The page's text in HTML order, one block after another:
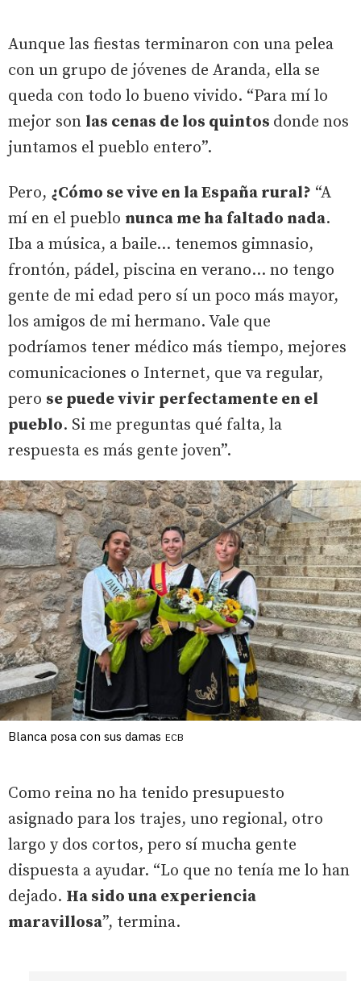
Aunque las fiestas terminaron con una pelea
con un grupo de jóvenes de Aranda, ella se
queda con todo lo bueno vivido. “Para mí lo
mejor son las cenas de los quintos donde nos
juntamos el pueblo entero”.
Pero, ¿Cómo se vive en la España rural? “A
mí en el pueblo nunca me ha faltado nada.
Iba a música, a baile… tenemos gimnasio,
frontón, pádel, piscina en verano… no tengo
gente de mi edad pero sí un poco más mayor,
los amigos de mi hermano. Vale que
podríamos tener médico más tiempo, mejores
comunicaciones o Internet, que va regular,
pero se puede vivir perfectamente en el
pueblo. Si me preguntas qué falta, la
respuesta es más gente joven”.
Blanca posa con sus damas ECB
Como reina no ha tenido presupuesto
asignado para los trajes, uno regional, otro
largo y dos cortos, pero sí mucha gente
dispuesta a ayudar. “Lo que no tenía me lo han
dejado. Ha sido una experiencia
maravillosa”, termina.